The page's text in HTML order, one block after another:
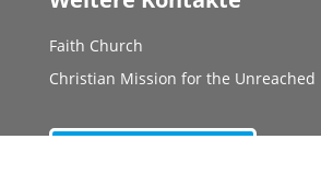
Faith Church
Christian Mission for the Unreached